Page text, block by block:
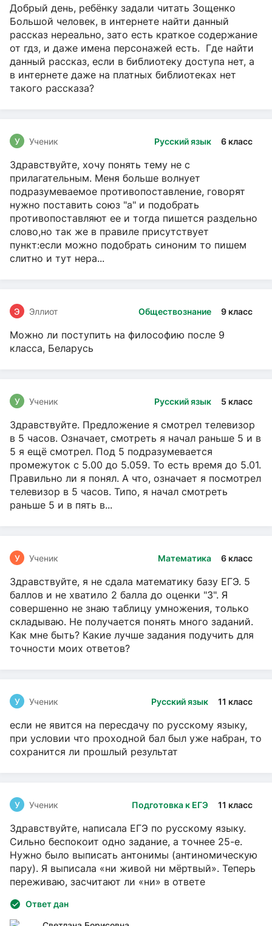
Добрый день, ребёнку задали читать Зощенко
Большой человек, в интернете найти данный
рассказ нереально, зато есть краткое содержание
от гдз, и даже имена персонажей есть. Где найти
данный рассказ, если в библиотеку доступа нет, а
в интернете даже на платных библиотеках нет
такого рассказа?
Русский язык 6 класс
У Ученик
Здравствуйте, хочу понять тему не с
прилагательным. Меня больше волнует
подразумеваемое противопоставление, говорят
нужно поставить союз "а" и подобрать
противопоставляют ее и тогда пишется раздельно
слово,но так же в правиле присутствует
пункт:если можно подобрать синоним то пишем
слитно и тут нера...
Обществознание 9 класс
Э Эллиот
Можно ли поступить на философию после 9
класса, Беларусь
Русский язык 5 класс
У Ученик
Здравствуйте. Предложение я смотрел телевизор
в 5 часов. Означает, смотреть я начал раньше 5 и в
5 я ещё смотрел. Под 5 подразумевается
промежуток с 5.00 до 5.059. То есть время до 5.01.
Правильно ли я понял. А что, означает я посмотрел
телевизор в 5 часов. Типо, я начал смотреть
раньше 5 и в пять в...
Математика 6 класс
У Ученик
Здравствуйте, я не сдала математику базу ЕГЭ. 5
баллов и не хватило 2 балла до оценки "3". Я
совершенно не знаю таблицу умножения, только
складываю. Не получается понять много заданий.
Как мне быть? Какие лучше задания подучить для
точности моих ответов?
Русский язык 11 класс
У Ученик
если не явится на пересдачу по русскому языку,
при условии что проходной бал был уже набран, то
сохранится ли прошлый результат
Подготовка к ЕГЭ 11 класс
У Ученик
Здравствуйте, написала ЕГЭ по русскому языку.
Сильно беспокоит одно задание, а точнее 25-е.
Нужно было выписать антонимы (антиномическую
пару). Я выписала «ни живой ни мёртвый». Теперь
переживаю, засчитают ли «ни» в ответе
Ответ дан